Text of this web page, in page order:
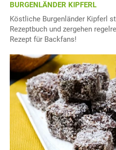
BURGENLÄNDER KIPFERL
Köstliche Burgenländer Kipferl
Rezeptbuch und zergehen
Rezept für Backfans!